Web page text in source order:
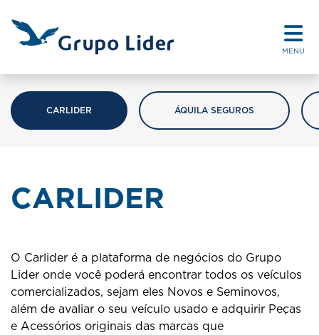
MENU
ÁQUILA SEGUROS
CARLIDER
CARLIDER
O Carlider é a plataforma de negócios do Grupo
Lider onde você poderá encontrar todos os veículos
comercializados, sejam eles Novos e Seminovos,
além de avaliar o seu veículo usado e adquirir Peças
e Acessórios originais das marcas que